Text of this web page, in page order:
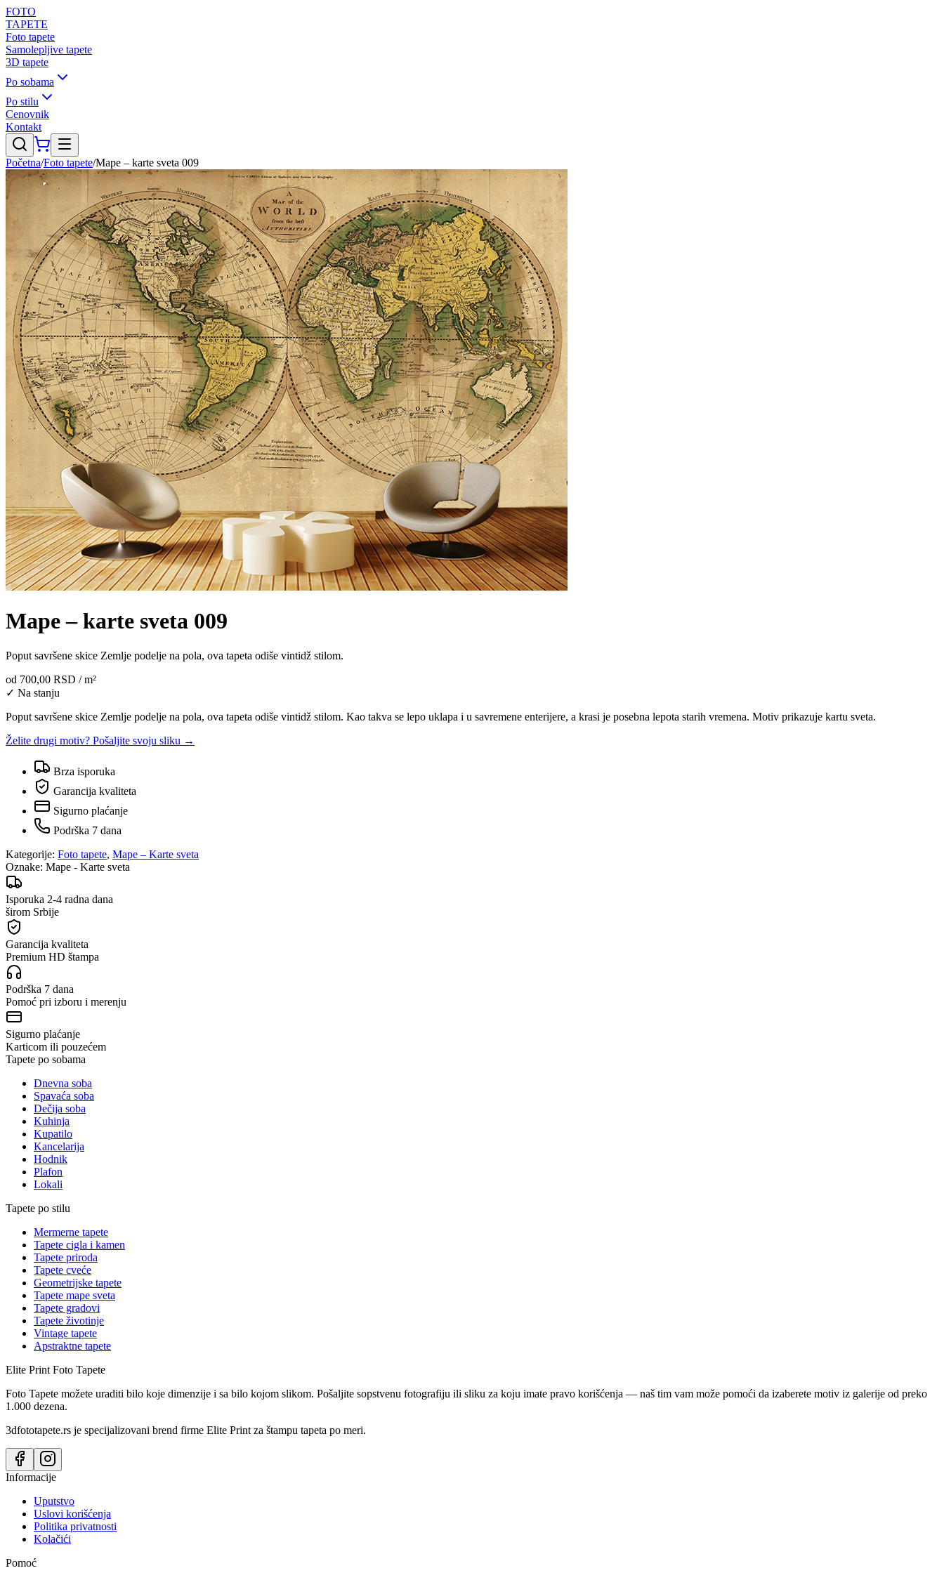
FOTO
TAPETE
Foto tapete
Samolepljive tapete
3D tapete
Po sobama
Po stilu
Cenovnik
Kontakt
Početna/Foto tapete/Mape – karte sveta 009
Mape – karte sveta 009
Poput savršene skice Zemlje podelje na pola, ova tapeta odiše vintidž stilom.
od 700,00 RSD / m²
✓ Na stanju
Poput savršene skice Zemlje podelje na pola, ova tapeta odiše vintidž stilom. Kao takva se lepo uklapa i u savremene enterijere, a krasi je posebna lepota starih vremena. Motiv prikazuje kartu sveta.
Želite drugi motiv? Pošaljite svoju sliku →
Brza isporuka
Garancija kvaliteta
Sigurno plaćanje
Podrška 7 dana
Kategorije: Foto tapete, Mape – Karte sveta
Oznake: Mape - Karte sveta
Isporuka 2-4 radna dana
širom Srbije
Garancija kvaliteta
Premium HD štampa
Podrška 7 dana
Pomoć pri izboru i merenju
Sigurno plaćanje
Karticom ili pouzećem
Tapete po sobama
Dnevna soba
Spavaća soba
Dečija soba
Kuhinja
Kupatilo
Kancelarija
Hodnik
Plafon
Lokali
Tapete po stilu
Mermerne tapete
Tapete cigla i kamen
Tapete priroda
Tapete cveće
Geometrijske tapete
Tapete mape sveta
Tapete gradovi
Tapete životinje
Vintage tapete
Apstraktne tapete
Elite Print Foto Tapete
Foto Tapete možete uraditi bilo koje dimenzije i sa bilo kojom slikom. Pošaljite sopstvenu fotografiju ili sliku za koju imate pravo korišćenja — naš tim vam može pomoći da izaberete motiv iz galerije od preko
1.000 dezena.
3dfototapete.rs je specijalizovani brend firme Elite Print za štampu tapeta po meri.
Informacije
Uputstvo
Uslovi korišćenja
Politika privatnosti
Kolačići
Pomoć